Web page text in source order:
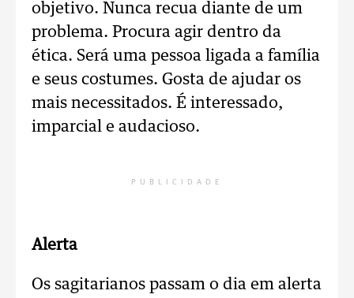
objetivo. Nunca recua diante de um
problema. Procura agir dentro da
ética. Será uma pessoa ligada a família
e seus costumes. Gosta de ajudar os
mais necessitados. É interessado,
imparcial e audacioso.
PUBLICIDADE
Alerta
Os sagitarianos passam o dia em alerta